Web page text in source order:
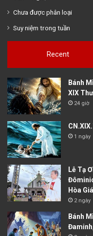
Chưa được phân loại
Suy niệm trong tuần
Recent
Bánh
XIX
24 giờ
1 ngày
Lễ Tạ
Hòa
2 ngày
Bánh